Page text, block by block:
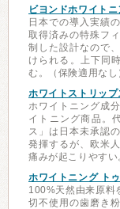
ビヨンドホワイト
日本での導入実績
取得済みの特殊フ
制した設計なので
けられる。上下同
む。（保険適用なし
ホワイトストリップ
ホワイトニング成
イトニング商品。
ス」は日本未承認
発揮するが、欧米
痛みが起こりやすい
ホワイトニング ト
100%天然由来原料
切不使用の歯磨き